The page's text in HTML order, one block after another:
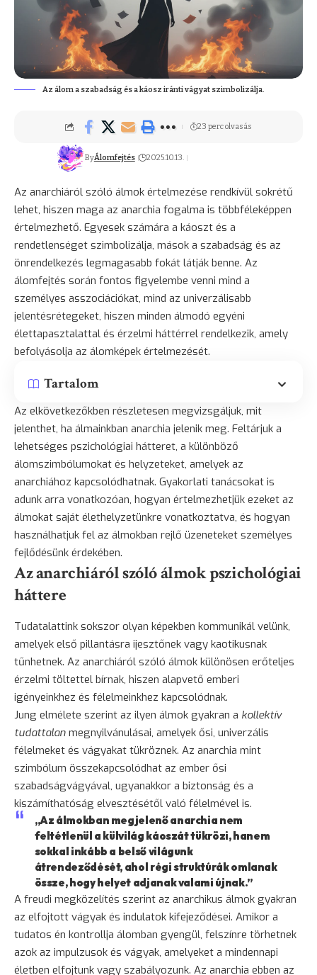
Az álom a szabadság és a káosz iránti vágyat szimbolizálja.
ByÁlomfejtés 2025.10.13.
23 perc olvasás
Az anarchiáról szóló álmok értelmezése rendkívül sokrétű
lehet, hiszen maga az anarchia fogalma is többféleképpen
értelmezhető. Egyesek számára a káoszt és a
rendetlenséget szimbolizálja, mások a szabadság és az
önrendelkezés legmagasabb fokát látják benne. Az
álomfejtés során fontos figyelembe venni mind a
személyes asszociációkat, mind az univerzálisabb
jelentésrétegeket, hiszen minden álmodó egyéni
élettapasztalattal és érzelmi háttérrel rendelkezik, amely
befolyásolja az álomképek értelmezését.
Tartalom
Az elkövetkezőkben részletesen megvizsgáljuk, mit
jelenthet, ha álmainkban anarchia jelenik meg. Feltárjuk a
lehetséges pszichológiai hátteret, a különböző
álomszimbólumokat és helyzeteket, amelyek az
anarchiához kapcsolódhatnak. Gyakorlati tanácsokat is
adunk arra vonatkozóan, hogyan értelmezhetjük ezeket az
álmokat saját élethelyzetünkre vonatkoztatva, és hogyan
használhatjuk fel az álmokban rejlő üzeneteket személyes
fejlődésünk érdekében.
Az anarchiáról szóló álmok pszichológiai
háttere
Tudatalattink sokszor olyan képekben kommunikál velünk,
amelyek első pillantásra ijesztőnek vagy kaotikusnak
tűnhetnek. Az anarchiáról szóló álmok különösen erőteljes
érzelmi töltettel bírnak, hiszen alapvető emberi
igényeinkhez és félelmeinkhez kapcsolódnak.
Jung elmélete szerint az ilyen álmok gyakran a kollektív
tudattalan megnyilvánulásai, amelyek ősi, univerzális
félelmeket és vágyakat tükröznek. Az anarchia mint
szimbólum összekapcsolódhat az ember ősi
szabadságvágyával, ugyanakkor a biztonság és a
kiszámíthatóság elvesztésétől való félelmével is.
„Az álmokban megjelenő anarchia nem
feltétlenül a külvilág káoszát tükrözi, hanem
sokkal inkább a belső világunk
átrendeződését, ahol régi struktúrák omlanak
össze, hogy helyet adjanak valami újnak.”
A freudi megközelítés szerint az anarchikus álmok gyakran
az elfojtott vágyak és indulatok kifejeződései. Amikor a
tudatos én kontrollja álomban gyengül, felszínre törhetnek
azok az impulzusok és vágyak, amelyeket a mindennapi
életben elfojtunk vagy szabályozunk. Az anarchia ebben az